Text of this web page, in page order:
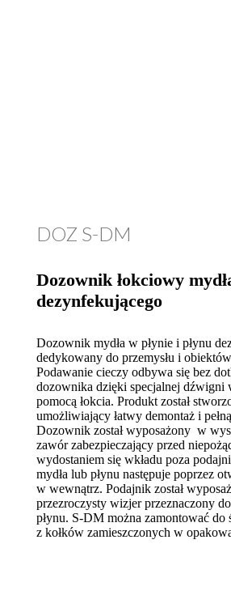
DOZ S-DM
Dozownik łokciowy
dezynfekującego
Dozownik mydła w płynie i płynu
dedykowany do przemysłu i
Podawanie cieczy odbywa się bez
dozownika dzięki specjalnej dźwigni
pomocą łokcia. Produkt został
umożliwiający łatwy demontaż i
Dozownik został wyposażony w
zawór zabezpieczający przed
wydostaniem się wkładu poza
mydła lub płynu następuje poprzez
w wewnątrz. Podajnik został
przezroczysty wizjer przeznaczony
płynu. S-DM można zamontować do
z kołków zamieszczonych w